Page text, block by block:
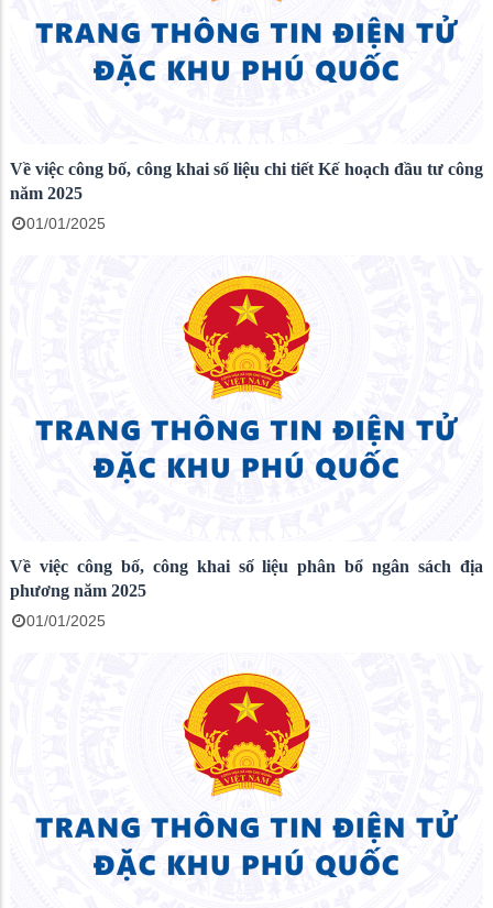
Về việc công bố, công khai số liệu chi tiết Kế hoạch đầu tư công
năm 2025
01/01/2025
Về việc công bố, công khai số liệu phân bổ ngân sách địa
phương năm 2025
01/01/2025